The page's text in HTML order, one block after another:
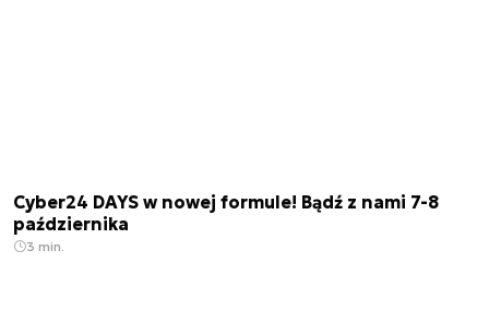
Cyber24 DAYS w nowej formule! Bądź z nami 7-8
października
3 min.